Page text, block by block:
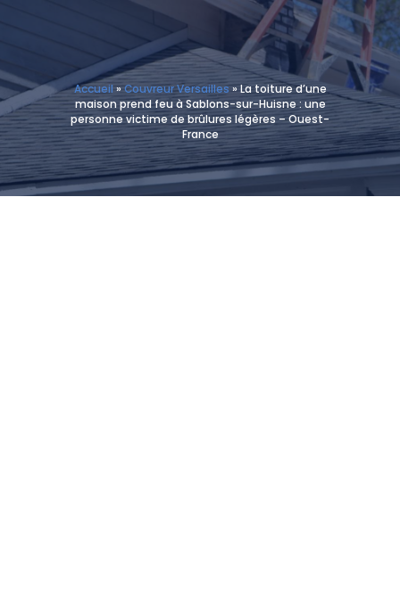
Accueil »Couvreur Versailles »La toiture d’une
maison prend feu à Sablons-sur-Huisne : une
personne victime de brûlures légères – Ouest-
France